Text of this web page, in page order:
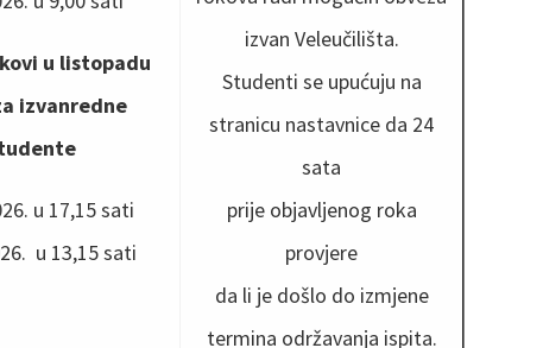
u listopadu
izvanredne
u 17,15 sati
u 13,15 sati
izvan Veleučilišta.
Studenti se upućuju na
stranicu nastavnice da 24
sata
prije objavljenog roka
provjere
da li je došlo do izmjene
termina održavanja ispita.